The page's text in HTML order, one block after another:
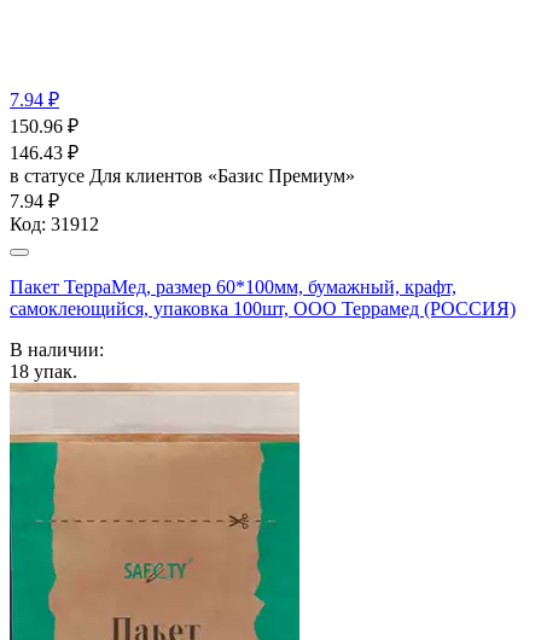
7.94 ₽
150.96 ₽
146.43 ₽
в статусе Для клиентов «Базис Премиум»
7.94 ₽
Код: 31912
Пакет ТерраМед, размер 60*100мм, бумажный, крафт,
самоклеющийся, упаковка 100шт, ООО Террамед (РОССИЯ)
В наличии:
18 упак.